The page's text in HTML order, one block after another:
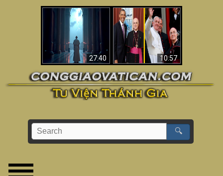
27:40
Về việc Phanxicô qua
đời, việc đánh mất
đức tin & bức tranh
lớn hơn
10:57
Viganò nói Phanxicô
là một “Giáo hoàng
không Công giáo”
(Phân tích)
🔍